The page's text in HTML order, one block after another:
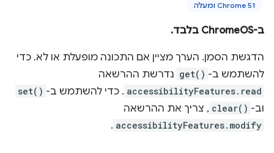
Chrome 51 ומעלה
ב-ChromeOS בלבד.
הדגשת הסמן. הערך מציין אם התכונה מופעלת או לא. כדי
להשתמש ב- get() נדרשת ההרשאה
accessibilityFeatures.read . כדי להשתמש ב- set()
וב- clear() , צריך את ההרשאה
accessibilityFeatures.modify
.